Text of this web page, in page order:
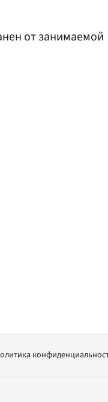
от занимаемой